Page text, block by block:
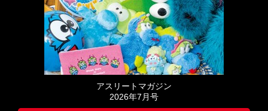
アスリートマガジン
2026年7月号